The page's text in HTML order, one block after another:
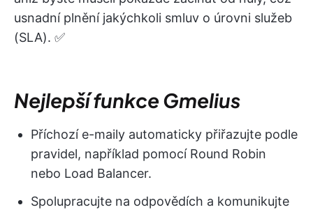
usnadní plnění jakýchkoli smluv o úrovni služeb
(SLA). ✅
Nejlepší funkce Gmelius
Příchozí e-maily automaticky přiřazujte podle
pravidel, například pomocí Round Robin
nebo Load Balancer.
Spolupracujte na odpovědích a komunikujte